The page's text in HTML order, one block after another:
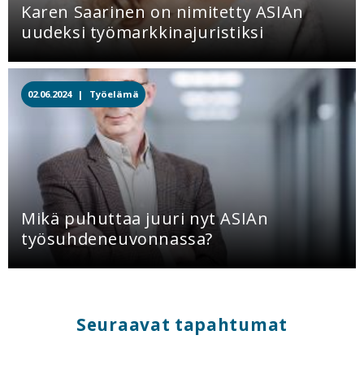
Karen Saarinen on nimitetty ASIAn
uudeksi työmarkkinajuristiksi
02.06.2024 | Työelämä
Mikä puhuttaa juuri nyt ASIAn
työsuhdeneuvonnassa?
Seuraavat tapahtumat